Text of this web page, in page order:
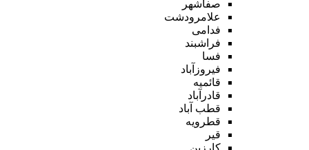
صفاشهر
علامرودشت
فدامی
فراشبند
فسا
فیروزآباد
قائمیه
قادرآباد
قطب آباد
قطرویه
قیر
کارزین